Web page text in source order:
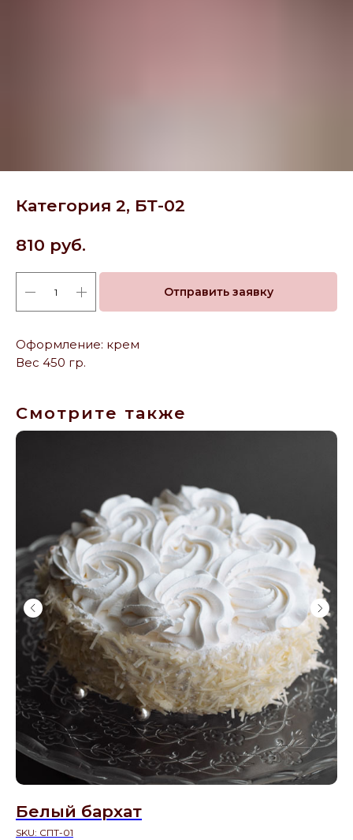
Категория 2, БТ-02
810 руб.
Отправить заявку
Оформление: крем
Вес 450 гр.
Смотрите также
Белый бархат
SKU: СПТ-01